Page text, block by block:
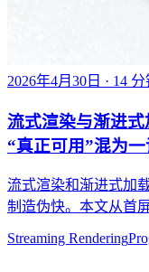
2026年4月30日 · 14
流式渲染与渐进
“真正可用”混为一
流式渲染和渐进式加
制造伪快。本文从首
Streaming Rendering